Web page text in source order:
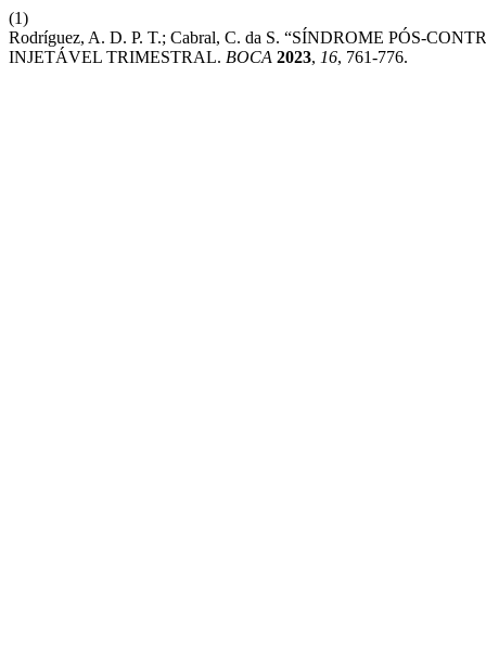
(1)
Rodríguez, A. D. P. T.; Cabral, C. da S. “SÍNDROME PÓS-
INJETÁVEL TRIMESTRAL. BOCA 2023, 16, 761-776.